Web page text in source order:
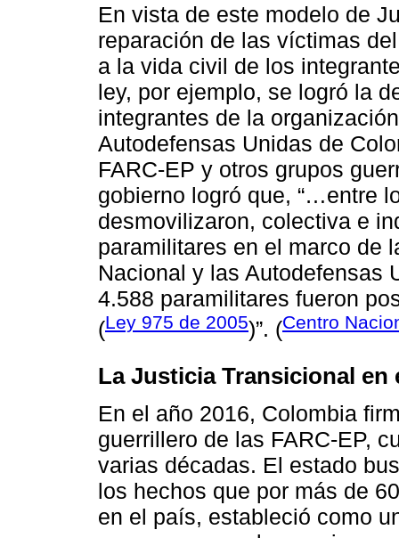
En vista de este modelo de
reparación de las víctimas
a la vida civil de los
ley, por ejemplo, se logró la
integrantes de la
Autodefensas Unidas de
FARC-EP y otros grupos
gobierno logró que, “…entre
desmovilizaron, colectiva e
paramilitares en el marco de
Nacional y las Autodefensas
4.588 paramilitares fueron
(Ley 975 de 2005)”. (Centro
La Justicia Transicional en
En el año 2016, Colombia
guerrillero de las FARC-EP,
varias décadas. El estado
los hechos que por más de
en el país, estableció como